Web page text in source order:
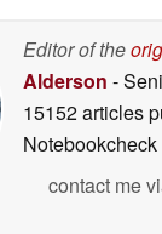
Editor of the
Alderson -
15152 articles
Notebookcheck
contact me